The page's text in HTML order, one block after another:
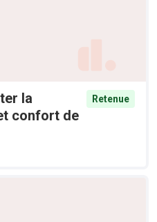
la
confort de
Retenue